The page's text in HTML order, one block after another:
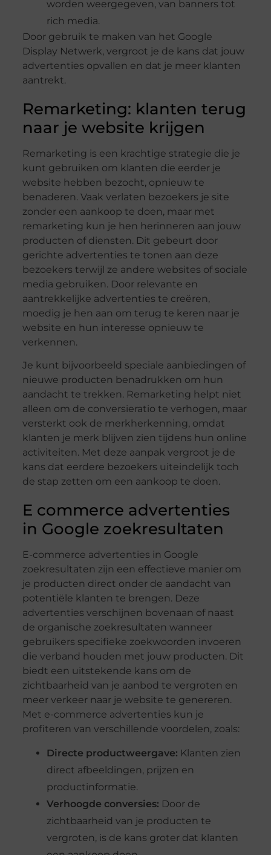
worden weergegeven, van banners tot
rich media.
Door gebruik te maken van het Google
Display Netwerk, vergroot je de kans dat jouw
advertenties opvallen en dat je meer klanten
aantrekt.
Remarketing: klanten terug
naar je website krijgen
Remarketing is een krachtige strategie die je
kunt gebruiken om klanten die eerder je
website hebben bezocht, opnieuw te
benaderen. Vaak verlaten bezoekers je site
zonder een aankoop te doen, maar met
remarketing kun je hen herinneren aan jouw
producten of diensten. Dit gebeurt door
gerichte advertenties te tonen aan deze
bezoekers terwijl ze andere websites of sociale
media gebruiken. Door relevante en
aantrekkelijke advertenties te creëren,
moedig je hen aan om terug te keren naar je
website en hun interesse opnieuw te
verkennen.
Je kunt bijvoorbeeld speciale aanbiedingen of
nieuwe producten benadrukken om hun
aandacht te trekken. Remarketing helpt niet
alleen om de conversieratio te verhogen, maar
versterkt ook de merkherkenning, omdat
klanten je merk blijven zien tijdens hun online
activiteiten. Met deze aanpak vergroot je de
kans dat eerdere bezoekers uiteindelijk toch
de stap zetten om een aankoop te doen.
E commerce advertenties
in Google zoekresultaten
E-commerce advertenties in Google
zoekresultaten zijn een effectieve manier om
je producten direct onder de aandacht van
potentiële klanten te brengen. Deze
advertenties verschijnen bovenaan of naast
de organische zoekresultaten wanneer
gebruikers specifieke zoekwoorden invoeren
die verband houden met jouw producten. Dit
biedt een uitstekende kans om de
zichtbaarheid van je aanbod te vergroten en
meer verkeer naar je website te genereren.
Met e-commerce advertenties kun je
profiteren van verschillende voordelen, zoals:
Directe productweergave: Klanten zien
direct afbeeldingen, prijzen en
productinformatie.
Verhoogde conversies: Door de
zichtbaarheid van je producten te
vergroten, is de kans groter dat klanten